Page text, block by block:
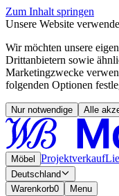
Zum Inhalt springen
Unsere Website
Wir möchten unsere
Drittanbietern sowie
Marketingzwecke
folgenden Optionen
Nur notwendige Alle
Möbel Projektverkauf
Deutschland
Warenkorb0 Menu